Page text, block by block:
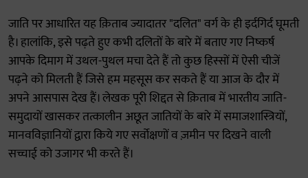
जाति पर आधारित यह क़िताब ज्यादातर "दलित" वर्ग के ही इर्दगिर्द घूमती
है। हालांकि, इसे पढ़ते हुए कभी दलितों के बारे में बताए गए निष्कर्ष
आपके दिमाग में उथल-पुथल मचा देते हैं तो कुछ हिस्सों में ऐसी चीजें
पढ़ने को मिलती हैं जिसे हम महसूस कर सकते हैं या आज के दौर में
अपने आसपास देख हैं। लेखक पूरी शिद्दत से क़िताब में भारतीय जाति-
समुदायों खासकर तत्कालीन अछूत जातियों के बारे में समाजशास्त्रियों,
मानवविज्ञानियों द्वारा किये गए सर्वोक्षणों व ज़मीन पर दिखने वाली
सच्चाई को उजागर भी करते हैं।